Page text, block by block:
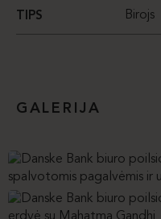
TIPS Birojs
GALERIJA